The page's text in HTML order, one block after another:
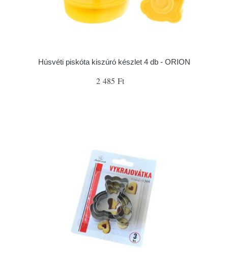
Húsvéti piskóta kiszúró készlet 4 db - ORION
2 485 Ft